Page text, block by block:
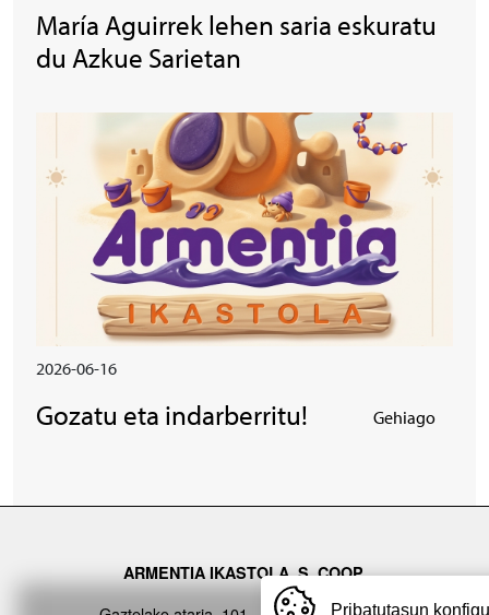
María Aguirrek lehen saria eskuratu
du Azkue Sarietan
2026-06-16
Gozatu eta indarberritu! Gehiago
ARMENTIA IKASTOLA, S. COOP.
Pribatutasun